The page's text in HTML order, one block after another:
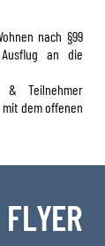
authentisch,
holen wir
Lebenswelt
ihrer selbst.
statt.
Leben
neuer
nach §99
an die
& Teilnehmer
dem offenen